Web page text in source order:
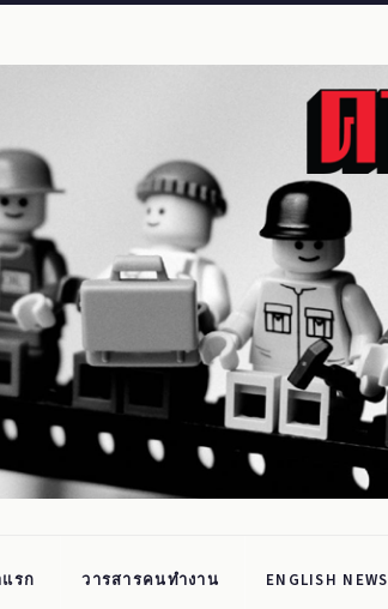
รก วารสารคนทำงาน ENGLISH NEWS